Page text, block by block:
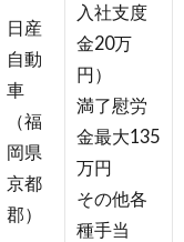
日産
自動
車
（福
岡県
京都
郡）
入社支度
金20万
円）
満了慰労
金最大135
万円
その他各
種手当